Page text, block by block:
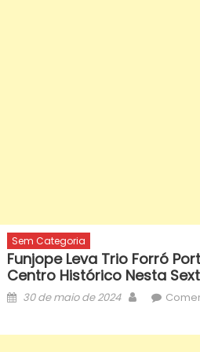
Sem Categoria
Funjope Leva Trio Forró
Centro Histórico Nesta
Posted
30 de maio de 2024 Author